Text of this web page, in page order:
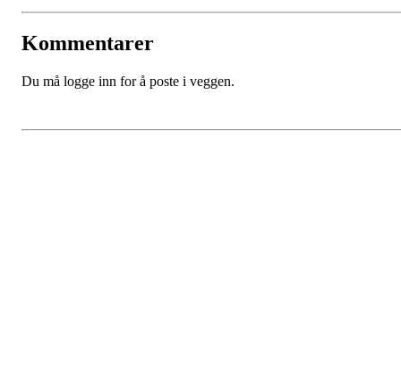
Kommentarer
Du må logge inn for å poste i veggen.